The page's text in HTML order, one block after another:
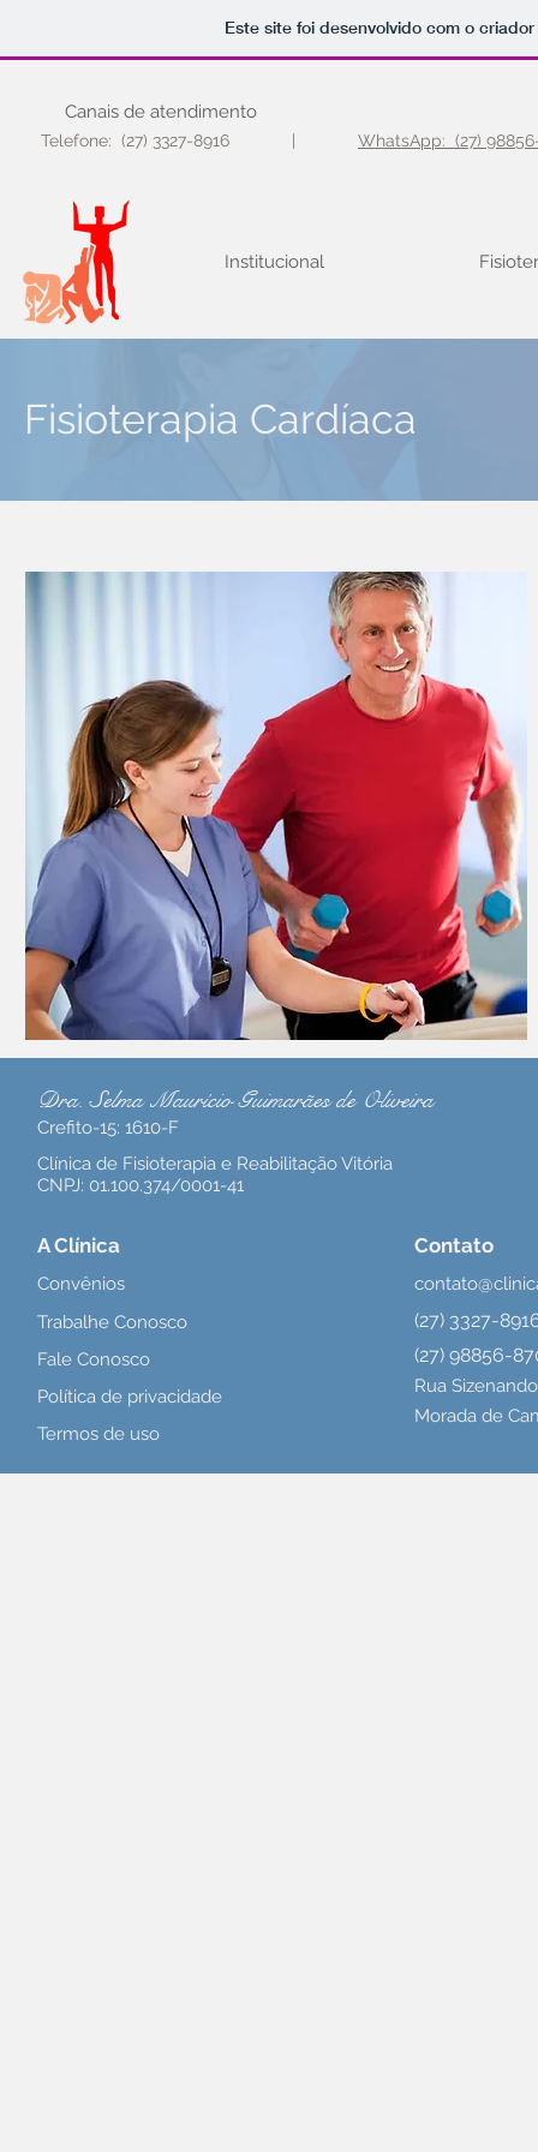
Este site foi desenvolvido com o
Canais de atendimento
Telefone: (27) 3327-8916 | WhatsApp: (27)
Institucional
Fisioterapia Cardíaca
Dra. Selma Maurício Guimarães de Oliveira
Crefito-15: 1610-F
Clínica de Fisioterapia e Reabilitação Vitória
CNPJ: 01.100.374/0001-41
A Clínica
Convênios
Trabalhe Conosco
Fale Conosco
Política de privacidade
Termos de uso
Contato
(27) 3327-
(27) 98856-
Rua
Morada de